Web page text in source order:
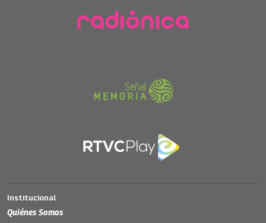
Institucional
Quiénes Somos